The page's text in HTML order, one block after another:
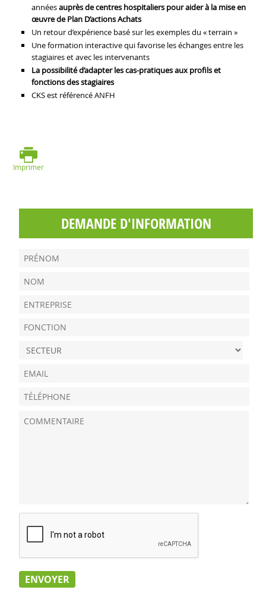
annéesauprès de centres hospitaliers pour aider à la mise en
œuvre de Plan D’actions Achats
Un retour d’expérience basé sur les exemples du « terrain »
Une formation interactive qui favorise les échanges entre les
stagiaires et avec les intervenants
La possibilité d’adapter les cas-pratiques aux profils et
fonctions des stagiaires
CKS est référencé ANFH
Imprimer
DEMANDE D'INFORMATION